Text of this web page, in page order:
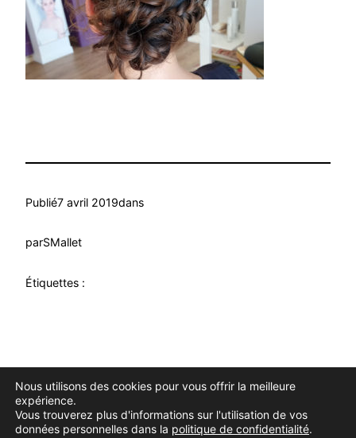
Publié7 avril 2019dans
parSMallet
Étiquettes :
Douce EvasionFièrement propulsé parWordPress
Nous utilisons des cookies pour vous offrir la meilleure
expérience.
Vous trouverez plus d'informations sur l'utilisation de vos
données personnelles dans la politique de confidentialité.